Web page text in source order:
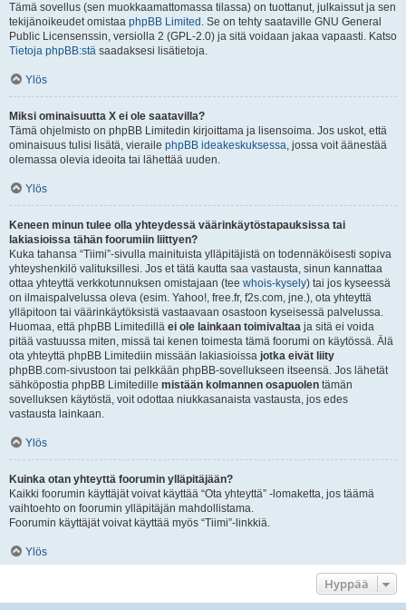
Tämä sovellus (sen muokkaamattomassa tilassa) on tuottanut, julkaissut ja sen
tekijänoikeudet omistaa phpBB Limited . Se on tehty saataville GNU General
Public Licensenssin, versiolla 2 (GPL-2.0) ja sitä voidaan jakaa vapaasti. Katso
Tietoja phpBB:stä saadaksesi lisätietoja.
Ylös
Miksi ominaisuutta X ei ole saatavilla?
Tämä ohjelmisto on phpBB Limitedin kirjoittama ja lisensoima. Jos uskot, että
ominaisuus tulisi lisätä, vieraile phpBB ideakeskuksessa, jossa voit äänestää
olemassa olevia ideoita tai lähettää uuden.
Ylös
Keneen minun tulee olla yhteydessä väärinkäytöstapauksissa tai
lakiasioissa tähän foorumiin liittyen?
Kuka tahansa “Tiimi”-sivulla mainituista ylläpitäjistä on todennäköisesti sopiva
yhteyshenkilö valituksillesi. Jos et tätä kautta saa vastausta, sinun kannattaa
ottaa yhteyttä verkkotunnuksen omistajaan (tee whois-kysely) tai jos kyseessä
on ilmaispalvelussa oleva (esim. Yahoo!, free.fr, f2s.com, jne.), ota yhteyttä
ylläpitoon tai väärinkäytöksistä vastaavaan osastoon kyseisessä palvelussa.
Huomaa, että phpBB Limitedillä ei ole lainkaan toimivaltaa ja sitä ei voida
pitää vastuussa miten, missä tai kenen toimesta tämä foorumi on käytössä. Älä
ota yhteyttä phpBB Limitediin missään lakiasioissa jotka eivät liity
phpBB.com-sivustoon tai pelkkään phpBB-sovellukseen itseensä. Jos lähetät
sähköpostia phpBB Limitedille mistään kolmannen osapuolen tämän
sovelluksen käytöstä, voit odottaa niukkasanaista vastausta, jos edes
vastausta lainkaan.
Ylös
Kuinka otan yhteyttä foorumin ylläpitäjään?
Kaikki foorumin käyttäjät voivat käyttää “Ota yhteyttä” -lomaketta, jos täämä
vaihtoehto on foorumin ylläpitäjän mahdollistama.
Foorumin käyttäjät voivat käyttää myös “Tiimi”-linkkiä.
Ylös
Hyppää